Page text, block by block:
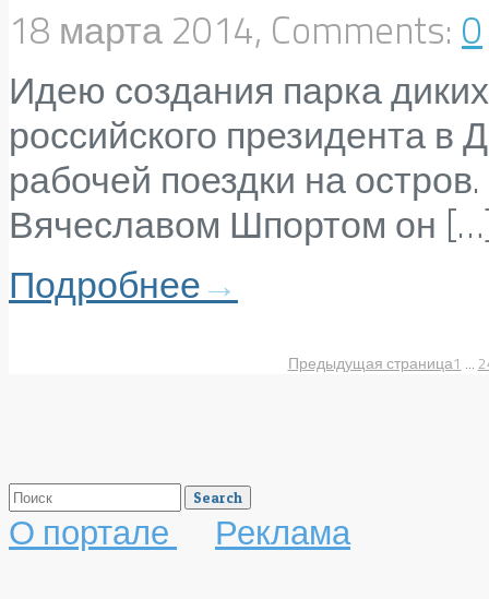
18 марта 2014, Comments: 0
Идею создания парка
российского президента
рабочей поездки на
Вячеславом Шпортом он
Подробнее→
Предыдущая страница1 ...
О портале
Реклама